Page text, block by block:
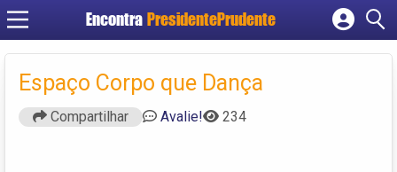
Encontra PresidentePrudente
Cadastrar empresa
Criar conta
Espaço Corpo que Dança
Compartilhar Avalie! 234